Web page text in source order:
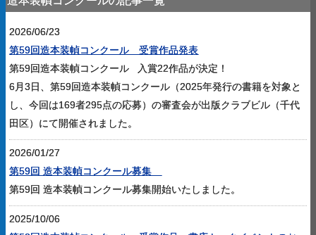
2026/06/23
第59回造本装幀コンクール 受賞作品発表
第59回造本装幀コンクール 入賞22作品が決定！
6月3日、第59回造本装幀コンクール（2025年発行の書籍を対象と
し、今回は169者295点の応募）の審査会が出版クラブビル（千代
田区）にて開催されました。
2026/01/27
第59回 造本装幀コンクール募集
第59回 造本装幀コンクール募集開始いたしました。
2025/10/06